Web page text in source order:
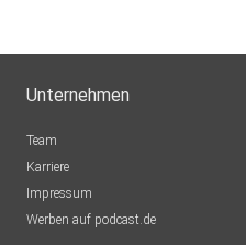
Unternehmen
Team
Karriere
Impressum
Werben auf podcast.de